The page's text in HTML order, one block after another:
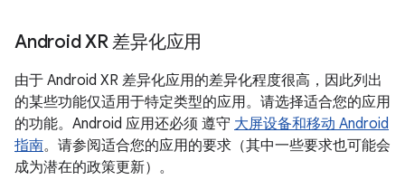
Android XR 差异化应用
由于 Android XR 差异化应用的差异化程度很高，因此列出
的某些功能仅适用于特定类型的应用。请选择适合您的应用
的功能。Android 应用还必须 遵守 大屏设备和移动 Android
指南。请参阅适合您的应用的要求（其中一些要求也可能会
成为潜在的政策更新）。